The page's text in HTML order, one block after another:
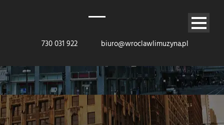
730 031 922 biuro@wroclawlimuzyna.pl